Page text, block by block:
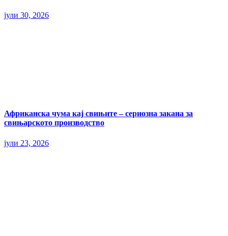
јули 30, 2026
Африканска чума кај свињите – сериозна закана за
свињарското производство
јули 23, 2026